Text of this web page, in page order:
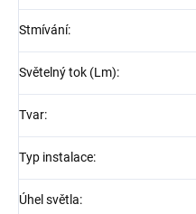
Stmívání:
Světelný tok (Lm):
Tvar:
Typ instalace:
Úhel světla: